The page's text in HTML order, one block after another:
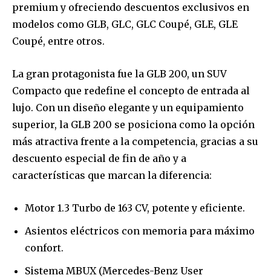
premium y ofreciendo descuentos exclusivos en
modelos como GLB, GLC, GLC Coupé, GLE, GLE
Coupé, entre otros.
La gran protagonista fue la GLB 200, un SUV
Compacto que redefine el concepto de entrada al
lujo. Con un diseño elegante y un equipamiento
superior, la GLB 200 se posiciona como la opción
más atractiva frente a la competencia, gracias a su
descuento especial de fin de año y a
características que marcan la diferencia:
Motor 1.3 Turbo de 163 CV, potente y eficiente.
Asientos eléctricos con memoria para máximo
confort.
Sistema MBUX (Mercedes-Benz User